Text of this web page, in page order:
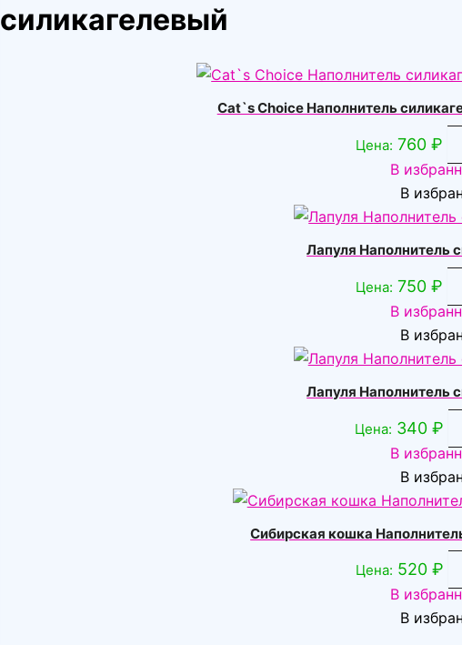
силикагелевый
Cat`s Choice Наполнитель
Цена: 760₽
В
В
Лапуля Наполнитель
Цена: 750₽
В
В
Лапуля Наполнитель
Цена: 340₽
В
В
Сибирская кошка
Цена: 520 ₽
В
В